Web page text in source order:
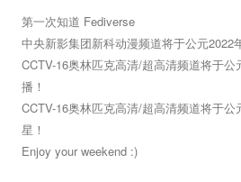
航
第一次知道 Fediverse
中央新影集团新科动漫频道将于公元2022
CCTV-16奥林匹克高清/超高清频道将于
播！
CCTV-16奥林匹克高清/超高清频道将于公
星！
Enjoy your weekend :)